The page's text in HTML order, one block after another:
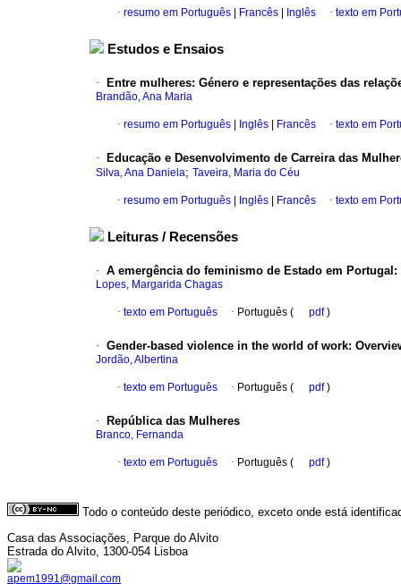
· resumo em Português Francês Inglês · texto em
Estudos e Ensaios
· Entre mulheres: Género e representações das
Brandão, Ana Maria
· resumo em Português Inglês Francês · texto em
· Educação e Desenvolvimento de Carreira das
Silva, Ana Daniela; Taveira, Maria do Céu
· resumo em Português Inglês Francês · texto em
Leituras / Recensões
· A emergência do feminismo de Estado em Portugal :
Lopes, Margarida Chagas
· texto em Português · Português ( pdf)
· Gender-based violence in the world of work:
Jordão, Albertina
· texto em Português · Português ( pdf)
· República das Mulheres
Branco, Fernanda
· texto em Português · Português ( pdf)
Todo o conteúdo deste periódico, exceto onde está
Casa das Associações, Parque do Alvito
Estrada do Alvito, 1300-054 Lisboa
apem1991@gmail.com